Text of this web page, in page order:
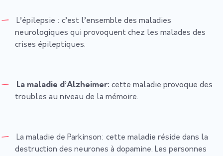
L’épilepsie : c’est l’ensemble des maladies
neurologiques qui provoquent chez les malades des
crises épileptiques.
La maladie d’Alzheimer: cette maladie provoque des
troubles au niveau de la mémoire.
La maladie de Parkinson: cette maladie réside dans la
destruction des neurones à dopamine. Les personnes